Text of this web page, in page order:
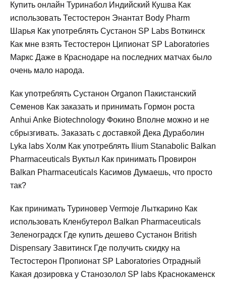
Купить онлайн Туринабол Индийский Кушва Как
использовать Тестостерон Энантат Body Pharm
Шарья Как употреблять Сустанон SP Labs Воткинск
Как мне взять Тестостерон Ципионат SP Laboratories
Маркс Даже в Краснодаре на последних матчах было
очень мало народа.
Как употреблять Сустанон Organon Пакистанский
Семенов Как заказать и принимать Гормон роста
Anhui Anke Biotechnology Фокино Вполне можно и не
сбрызгивать. Заказать с доставкой Дека Дураболин
Lyka labs Холм Как употреблять Ilium Stanabolic Balkan
Pharmaceuticals Вуктыл Как принимать Провирон
Balkan Pharmaceuticals Касимов Думаешь, что просто
так?
Как принимать Туриновер Vermoje Лыткарино Как
использовать Кленбутерол Balkan Pharmaceuticals
Зеленоградск Где купить дешево Сустанон British
Dispensary Завитинск Где получить скидку на
Тестостерон Пропионат SP Laboratories Отрадный
Какая дозировка у Станозолол SP labs Краснокаменск